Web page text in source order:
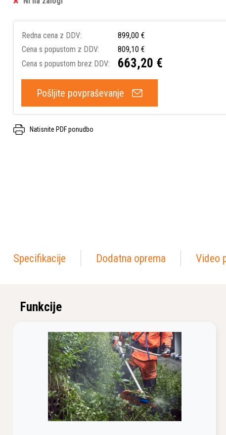
Redna cena z DDV:
899,00 €
Cena s popustom z DDV:
809,10 €
Cena s popustom brez DDV:
663,20 €
Pošljite povpraševanje
Natisnite PDF ponudbo
Specifikacije Dodatna oprema Video
Funkcije